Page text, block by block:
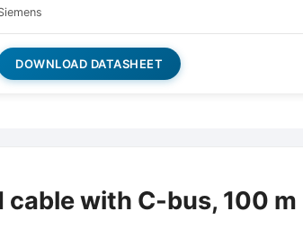
DOWNLOAD DATASHEET
with C-bus, 100 m